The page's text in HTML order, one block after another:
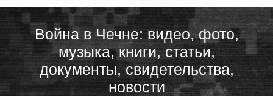
Война в Чечне: видео, фото,
музыка, книги, статьи,
документы, свидетельства,
новости